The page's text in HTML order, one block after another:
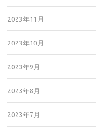
2023年11月
2023年10月
2023年9月
2023年8月
2023年7月